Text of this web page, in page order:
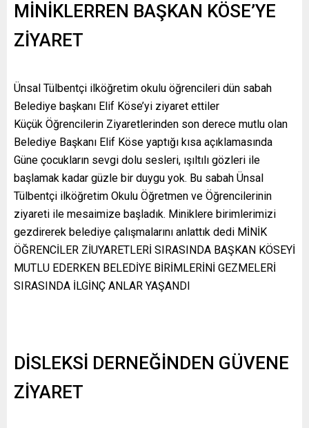
MİNİKLERREN BAŞKAN KÖSE’YE
ZİYARET
Ünsal Tülbentçi ilköğretim okulu öğrencileri dün sabah
Belediye başkanı Elif Köse’yi ziyaret ettiler
Küçük Öğrencilerin Ziyaretlerinden son derece mutlu olan
Belediye Başkanı Elif Köse yaptığı kısa açıklamasında
Güne çocukların sevgi dolu sesleri, ışıltılı gözleri ile
başlamak kadar güzle bir duygu yok. Bu sabah Ünsal
Tülbentçi ilköğretim Okulu Öğretmen ve Öğrencilerinin
ziyareti ile mesaimize başladık. Miniklere birimlerimizi
gezdirerek belediye çalışmalarını anlattık dedi MİNİK
ÖĞRENCİLER ZİUYARETLERİ SIRASINDA BAŞKAN KÖSEYİ
MUTLU EDERKEN BELEDİYE BİRİMLERİNİ GEZMELERİ
SIRASINDA İLGİNÇ ANLAR YAŞANDI
DİSLEKSİ DERNEĞİNDEN GÜVENE
ZİYARET